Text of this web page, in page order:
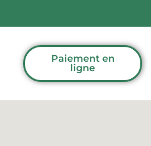
Paiement en
ligne